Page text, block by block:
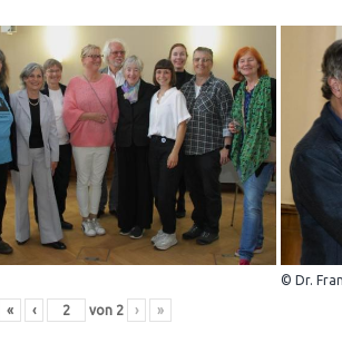
© Dr.
« ‹ von 2 › »